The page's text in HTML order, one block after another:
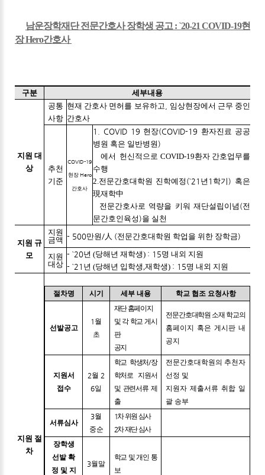
본문
남운장학재단 전문간호사 장학생 공고 : `20-21 COVID-19현
장 Hero간호사
구분 세부내용
지원 대
상
공통
사항
현재 간호사 면허를 보유하고
임상현장에서 근무 중인
간호사
추천
기준
COVID-19
현장 Hero
간호사
1. COVID 19 현장(COVID-19 환자진료 공공
병원 혹은 일반병원)
에서 헌신적으로 COVID-19환자 간호업무를
수행
2.전문간호대학원 진학예정 (`21 년 1 학기) 혹은
現재학中
전문간호사로 역량을 키워 재단설립이념 (전
문간호인육성)을 실천
지원 규
모
지원
금액 - 500만원/人 (전문간호대학원 학업을 위한 장학금)
지원
대상
- `20년 (당해년 재학생) : 15명 내외 지원
- `21 년 (당해년 입학생,재학생) : 15명 내외 지원
지원 절
차
절차명 시기 세부 내용 학교 협조 요청사항
선발공고
1 월
초
재단 홈페이지
및 각 학교 게시
판
공지
전문간호대학원 소재 학교의
홈페이지 혹은 게시판 내
공지
지원서
접수
2월 2
6일
학교 학생처/장
학처로 지원서
및 관련서류 제
출
전문간호대학원의 추천자
선정 및
지원자 제출서류 취합 일
괄 송부
서류심사
3월
중순
1차 위원 심사
2차 재단 심사
장학생
선발 확
정 및 지
3월 말
학교 및 개인 통
보